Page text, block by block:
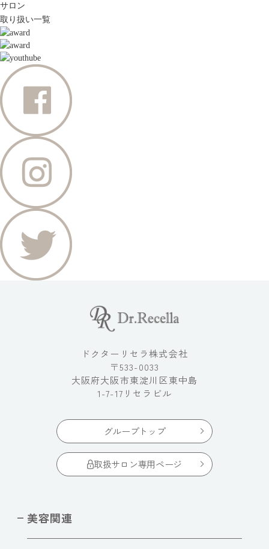
サロン
取り扱い一覧
ドクターリセラ株式会社
〒533-0033
大阪府大阪市東淀川区東中島
1-7-17リセラビル
グループトップ
取扱サロン専用ページ
美容関連